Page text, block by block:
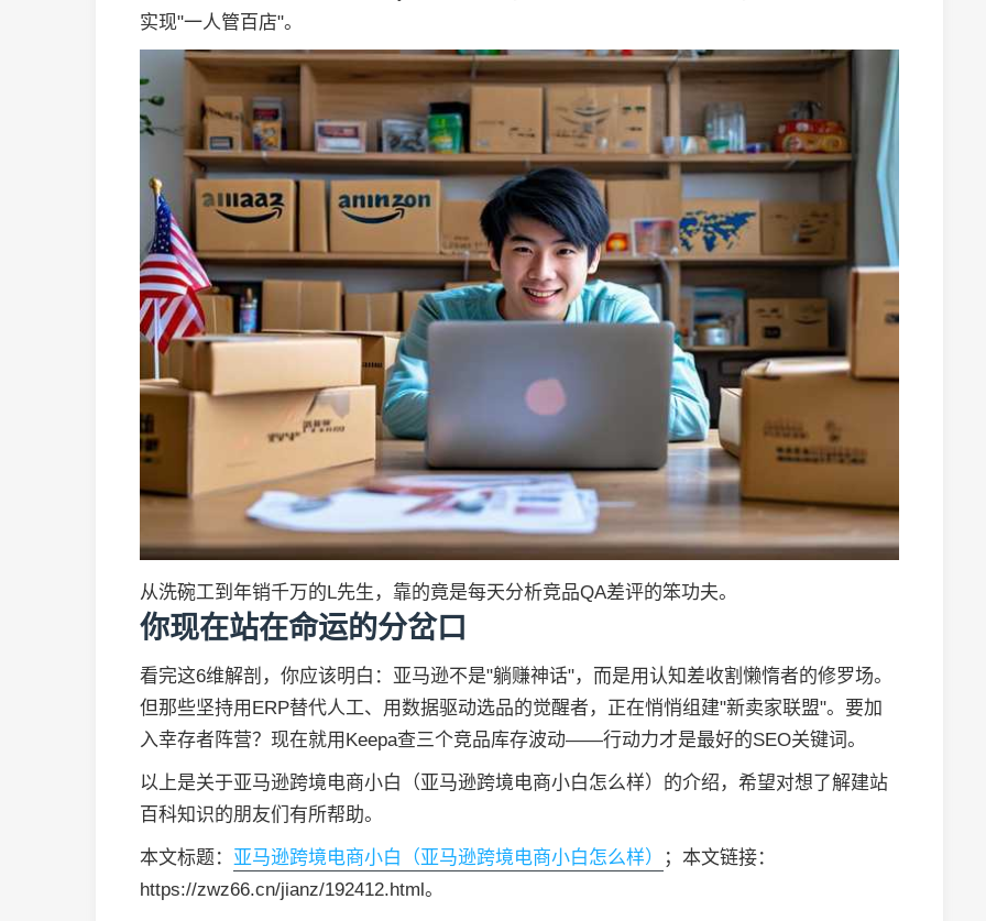
实现"一人管百店"。
从洗碗工到年销千万的L先生，靠的竟是每天分析竞品QA差评的笨功夫。
你现在站在命运的分岔口
看完这6维解剖，你应该明白：亚马逊不是"躺赚神话"，而是用认知差收割懒惰者的修罗场。
但那些坚持用ERP替代人工、用数据驱动选品的觉醒者，正在悄悄组建"新卖家联盟"。要加
入幸存者阵营？现在就用Keepa查三个竞品库存波动——行动力才是最好的SEO关键词。
以上是关于亚马逊跨境电商小白（亚马逊跨境电商小白怎么样）的介绍，希望对想了解建站
百科知识的朋友们有所帮助。
本文标题： 亚马逊跨境电商小白（亚马逊跨境电商小白怎么样）
；本文链接：
https://zwz66.cn/jianz/192412.html。